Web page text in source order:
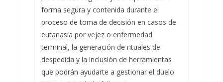
forma segura y contenida durante el
proceso de toma de decisión en casos de
eutanasia por vejez o enfermedad
terminal, la generación de rituales de
despedida y la inclusión de herramientas
que podrán ayudarte a gestionar el duelo